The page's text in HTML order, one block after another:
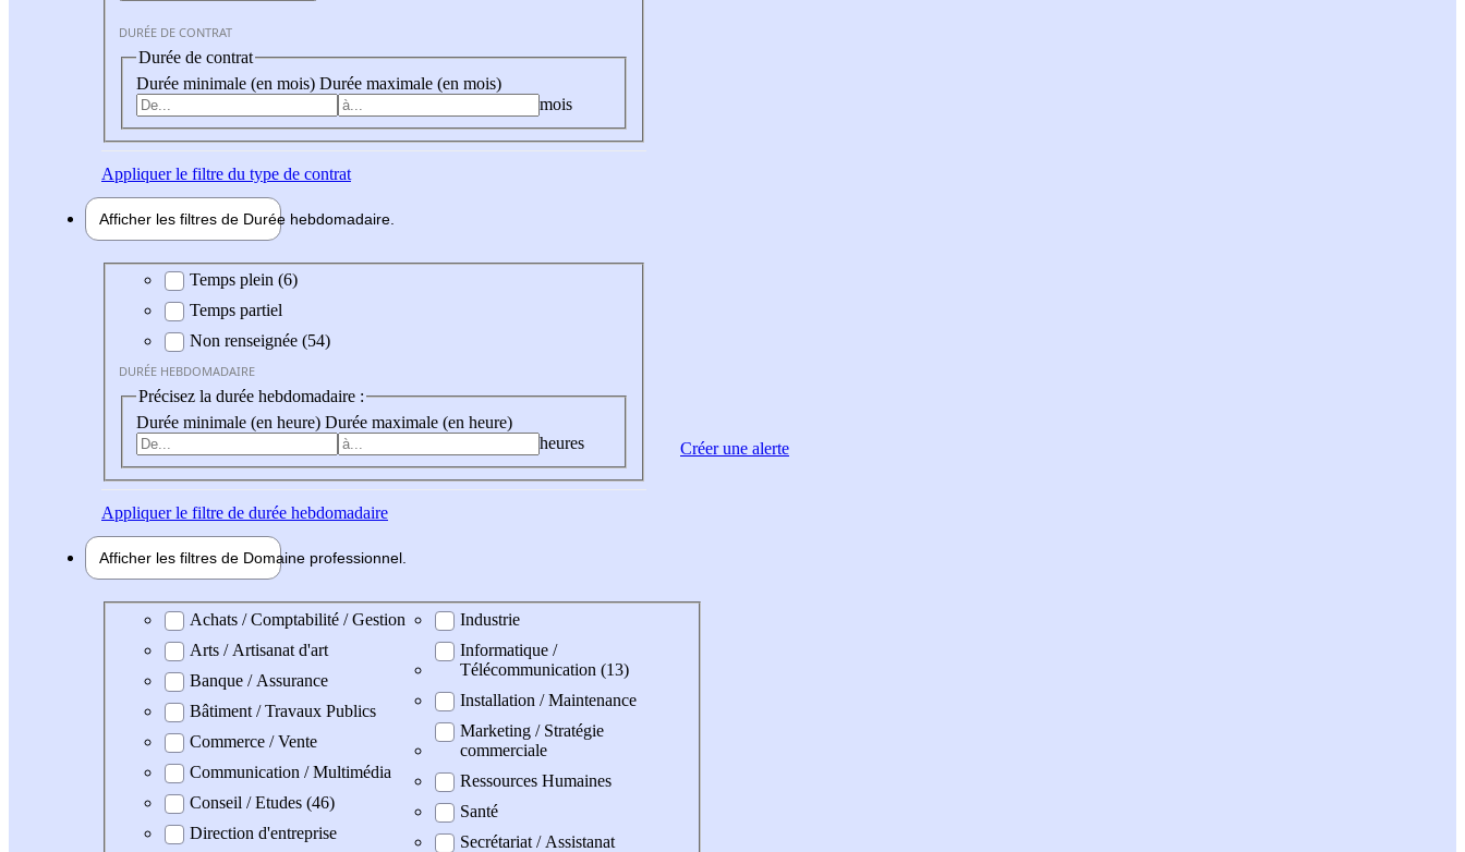
DURÉE DE CONTRAT
Durée de contrat
Durée minimale (en mois) Durée maximale (en mois)
mois
Appliquerle filtre du type de contrat
Afficher les filtres de Durée hebdomadaire
Durée hebdomadaire
Temps plein (6)
Temps partiel
Non renseignée (54)
DURÉE HEBDOMADAIRE
Précisez la durée hebdomadaire :
Durée minimale (en heure) Durée maximale (en heure)
heures
Appliquerle filtre de durée hebdomadaire
Afficher les filtres de Domaine professionnel
Domaine professionel
Achats / Comptabilité / Gestion
Arts / Artisanat d'art
Banque / Assurance
Bâtiment / Travaux Publics
Commerce / Vente
Communication / Multimédia
Conseil / Etudes (46)
Direction d'entreprise
Industrie
Informatique /
Télécommunication (13)
Installation / Maintenance
Marketing / Stratégie
commerciale
Ressources Humaines
Santé
Secrétariat / Assistanat
Créer une alerte